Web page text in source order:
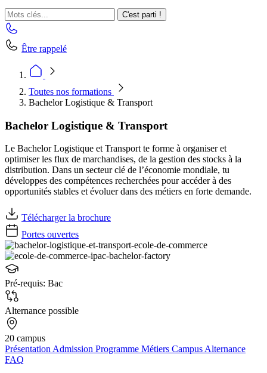
C'est parti !
Être rappelé
Toutes nos formations
Bachelor Logistique & Transport
Bachelor Logistique & Transport
Le Bachelor Logistique et Transport te forme à organiser et
optimiser les flux de marchandises, de la gestion des stocks à la
distribution. Dans un secteur clé de l’économie mondiale, tu
développes des compétences recherchées pour accéder à des
opportunités stables et évoluer dans des métiers en forte demande.
Télécharger la brochure
Portes ouvertes
Pré-requis: Bac
Alternance possible
20 campus
PrésentationAdmission Programme Métiers CampusAlternance
FAQ